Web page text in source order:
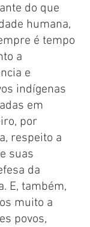
do que
humana,
é tempo
a
e
indígenas
em
por
respeito a
suas
da
E, também,
muito a
povos,